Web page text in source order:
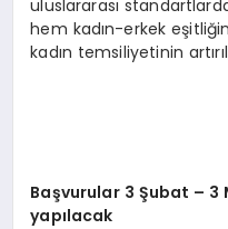
uluslararası
hem kadın-erkek
kadın temsiliyetinin
Başvurular 3 Şubat –
yapılacak